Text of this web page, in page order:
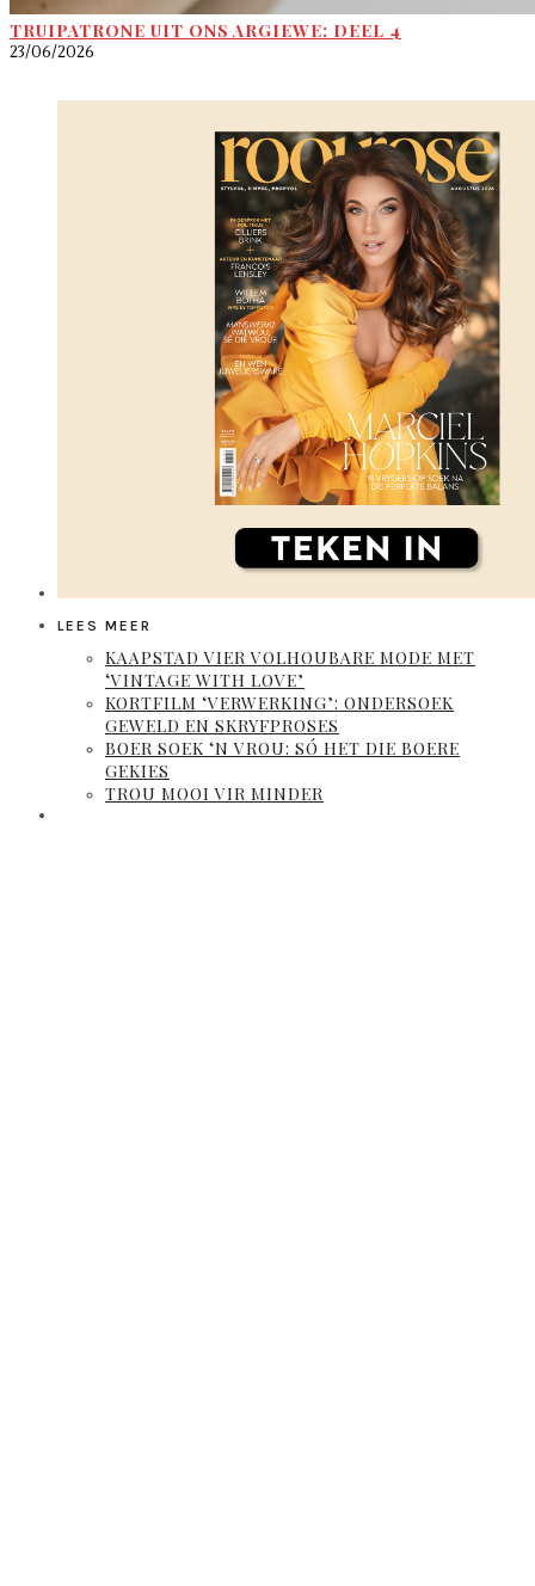
TRUIPATRONE UIT ONS ARGIEWE: DEEL 4
23/06/2026
LEES MEER
KAAPSTAD VIER VOLHOUBARE MODE MET
‘VINTAGE WITH LOVE’
KORTFILM ‘VERWERKING’: ONDERSOEK
GEWELD EN SKRYFPROSES
BOER SOEK ‘N VROU: SÓ HET DIE BOERE
GEKIES
TROU MOOI VIR MINDER